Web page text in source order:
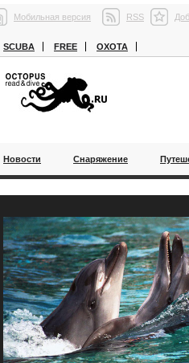
Мобильная версия RSS
SCUBA FREE ОХОТА
Новости Снаряжение